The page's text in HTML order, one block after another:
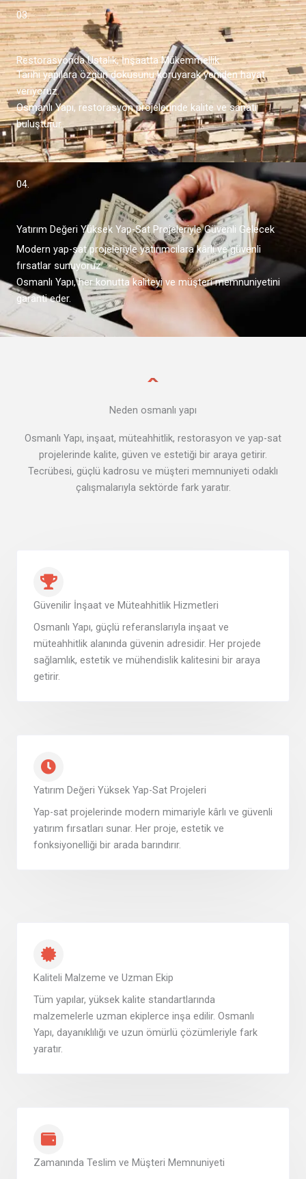
03.
Restorasyonda Ustalık, İnşaatta Mükemmellik
Tarihi yapılara özgün dokusunu koruyarak yeniden hayat
veriyoruz.
Osmanlı Yapı, restorasyon projelerinde kalite ve sanatı
buluşturur.
04.
Yatırım Değeri Yüksek Yap-Sat Projeleriyle Güvenli Gelecek
Modern yap-sat projeleriyle yatırımcılara kârlı ve güvenli
fırsatlar sunuyoruz.
Osmanlı Yapı, her konutta kaliteyi ve müşteri memnuniyetini
garanti eder.
Neden osmanlı yapı
Osmanlı Yapı, inşaat, müteahhitlik, restorasyon ve yap-sat
projelerinde kalite, güven ve estetiği bir araya getirir.
Tecrübesi, güçlü kadrosu ve müşteri memnuniyeti odaklı
çalışmalarıyla sektörde fark yaratır.
Güvenilir İnşaat ve Müteahhitlik Hizmetleri
Osmanlı Yapı, güçlü referanslarıyla inşaat ve
müteahhitlik alanında güvenin adresidir. Her projede
sağlamlık, estetik ve mühendislik kalitesini bir araya
getirir.
Yatırım Değeri Yüksek Yap-Sat Projeleri
Yap-sat projelerinde modern mimariyle kârlı ve güvenli
yatırım fırsatları sunar. Her proje, estetik ve
fonksiyonelliği bir arada barındırır.
Kaliteli Malzeme ve Uzman Ekip
Tüm yapılar, yüksek kalite standartlarında
malzemelerle uzman ekiplerce inşa edilir. Osmanlı
Yapı, dayanıklılığı ve uzun ömürlü çözümleriyle fark
yaratır.
Zamanında Teslim ve Müşteri Memnuniyeti